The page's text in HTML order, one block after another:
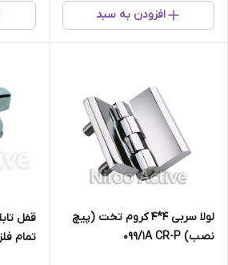
افزودن به سبد
لولا سربی ۴*۴ کروم تخت (پیچ
نصب) ۰۹۹/۱A CR-P
قفل
تمام